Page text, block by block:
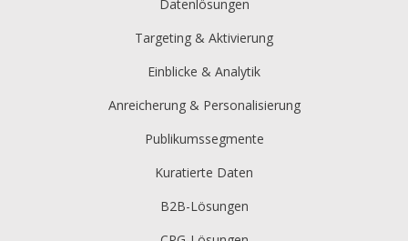
Datenlösungen
Targeting & Aktivierung
Einblicke & Analytik
Anreicherung & Personalisierung
Publikumssegmente
Kuratierte Daten
B2B-Lösungen